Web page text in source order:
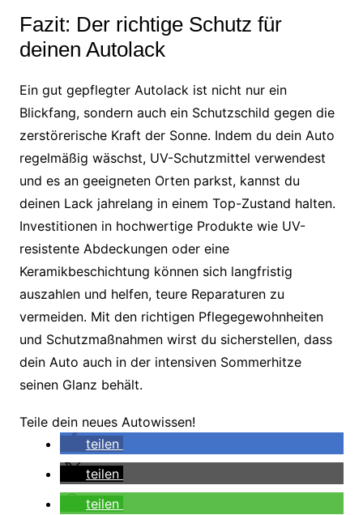
Fazit: Der richtige Schutz für
deinen Autolack
Ein gut gepflegter Autolack ist nicht nur ein
Blickfang, sondern auch ein Schutzschild gegen die
zerstörerische Kraft der Sonne. Indem du dein Auto
regelmäßig wäschst, UV-Schutzmittel verwendest
und es an geeigneten Orten parkst, kannst du
deinen Lack jahrelang in einem Top-Zustand halten.
Investitionen in hochwertige Produkte wie UV-
resistente Abdeckungen oder eine
Keramikbeschichtung können sich langfristig
auszahlen und helfen, teure Reparaturen zu
vermeiden. Mit den richtigen Pflegegewohnheiten
und Schutzmaßnahmen wirst du sicherstellen, dass
dein Auto auch in der intensiven Sommerhitze
seinen Glanz behält.
Teile dein neues Autowissen!
teilen
teilen
teilen